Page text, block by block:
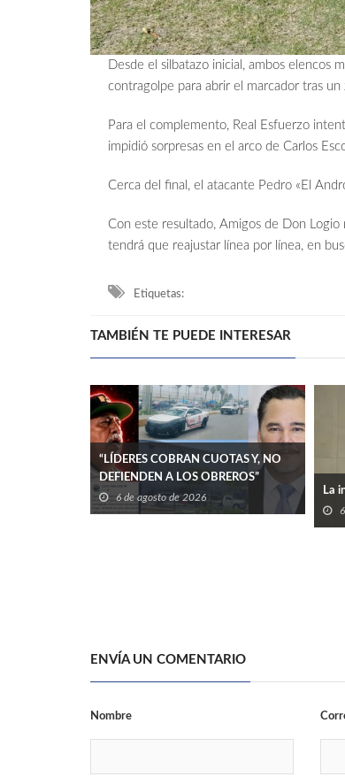
Desde el silbatazo inicial, ambos elencos
contragolpe para abrir el marcador tras
Para el complemento, Real Esfuerzo
impidió sorpresas en el arco de Carlos
Cerca del final, el atacante Pedro «El
Con este resultado, Amigos de Don
tendrá que reajustar línea por línea, en
Etiquetas:
TAMBIÉN TE PUEDE INTERESAR
“LÍDERES COBRAN CUOTAS Y, NO
DEFIENDEN A LOS OBREROS”
6 de agosto de 2026
La
ENVÍA UN COMENTARIO
Nombre